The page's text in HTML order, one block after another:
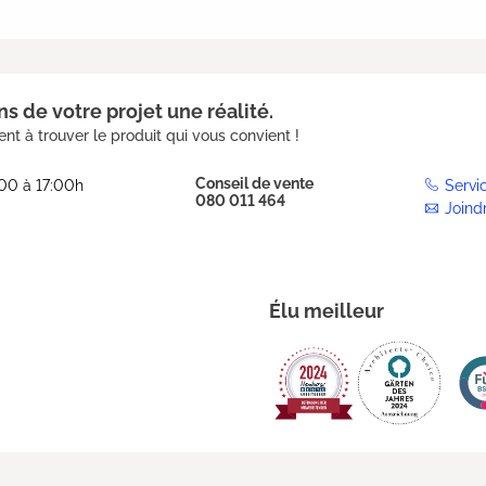
de votre projet une réalité.
à trouver le produit qui vous convient !
à 17:00h
Conseil de vente
080 011 464
Élu meilleur